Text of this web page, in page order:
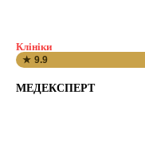
Клініки
★ 9.9
МЕДЕКСПЕРТ